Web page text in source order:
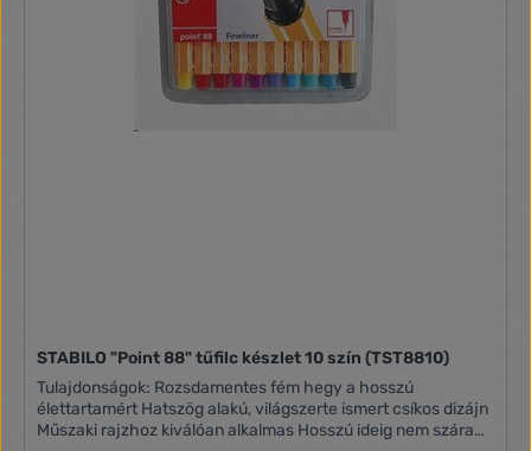
STABILO "Point 88" tűfilc készlet 10 szín (TST8810)
Tulajdonságok: Rozsdamentes fém hegy a hosszú
élettartamért Hatszög alakú, világszerte ismert csíkos dizájn
Műszaki rajzhoz kiválóan alkalmas Hosszú ideig nem szárad